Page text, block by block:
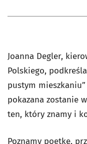
Joanna Degler,
Polskiego,
pustym
pokazana zostanie
ten, który znamy i
Poznamy poetkę,